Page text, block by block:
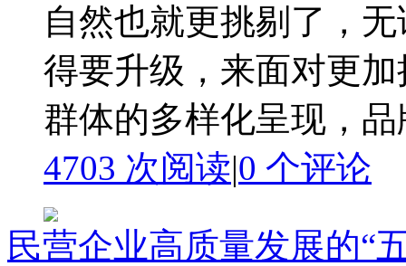
自然也就更挑剔了，
得要升级，来面对更
群体的多样化呈现，
4703 次阅读|0 个评论
民营企业高质量发展的“